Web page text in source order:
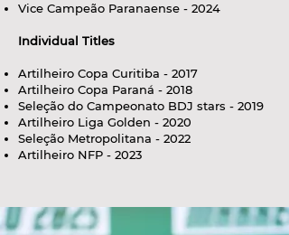
Vice Campeão Paranaense - 2024
Individual Titles
Artilheiro Copa Curitiba - 2017
Artilheiro Copa Paraná - 2018
Seleção do Campeonato BDJ stars - 2019
Artilheiro Liga Golden - 2020
Seleção Metropolitana - 2022
Artilheiro NFP - 2023